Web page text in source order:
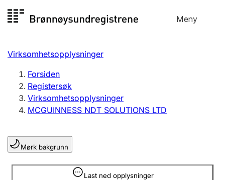
til
Meny
Registersøk
Aksjeselskap
Enkeltpersonforetak
Registrere, endre, slette
Lag og forening
Registrere, endre, slette
Virksomhetsopplysninger
Forsiden
Registersøk
Virksomhetsopplysninger
MCGUINNESS NDT SOLUTIONS LTD
Mørk bakgrunn
Last ned opplysninger
Opplysninger er skjult